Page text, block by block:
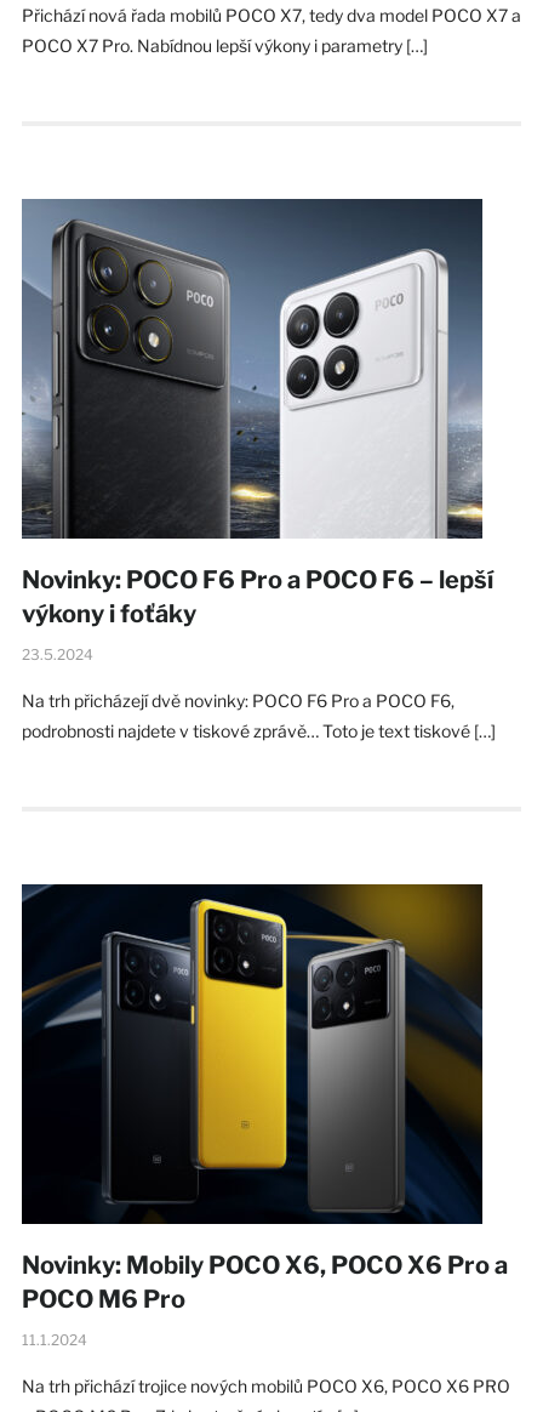
Přichází nová řada mobilů POCO X7, tedy dva model POCO X7 a
POCO X7 Pro. Nabídnou lepší výkony i parametry […]
Novinky: POCO F6 Pro a POCO F6 – lepší
výkony i foťáky
23.5.2024
Na trh přicházejí dvě novinky: POCO F6 Pro a POCO F6,
podrobnosti najdete v tiskové zprávě… Toto je text tiskové […]
Novinky: Mobily POCO X6, POCO X6 Pro a
POCO M6 Pro
11.1.2024
Na trh přichází trojice nových mobilů POCO X6, POCO X6 PRO